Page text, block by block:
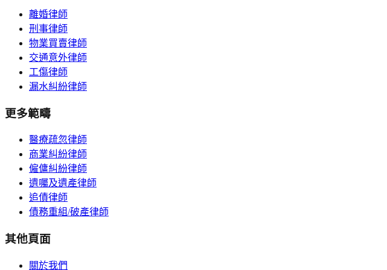
離婚律師
刑事律師
物業買賣律師
交通意外律師
工傷律師
漏水糾紛律師
更多範疇
醫療疏忽律師
商業糾紛律師
僱傭糾紛律師
遺囑及遺產律師
追債律師
債務重組/破產律師
其他頁面
關於我們